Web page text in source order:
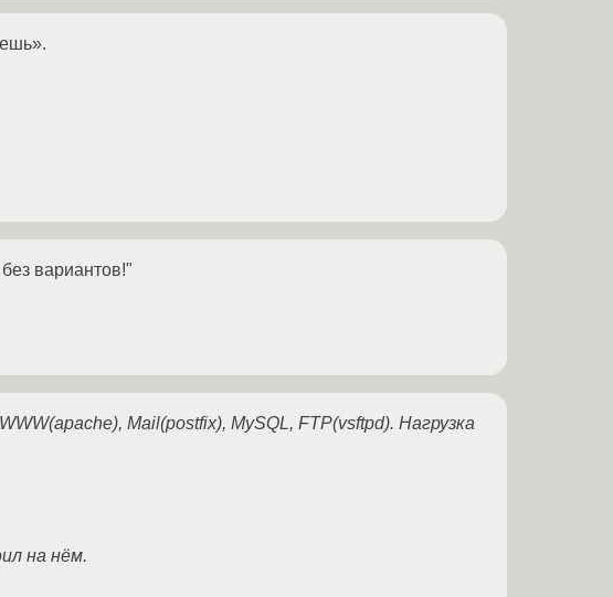
вариантов!"
Mail(postfix), MySQL, FTP(vsftpd). Нагрузка
на нём.